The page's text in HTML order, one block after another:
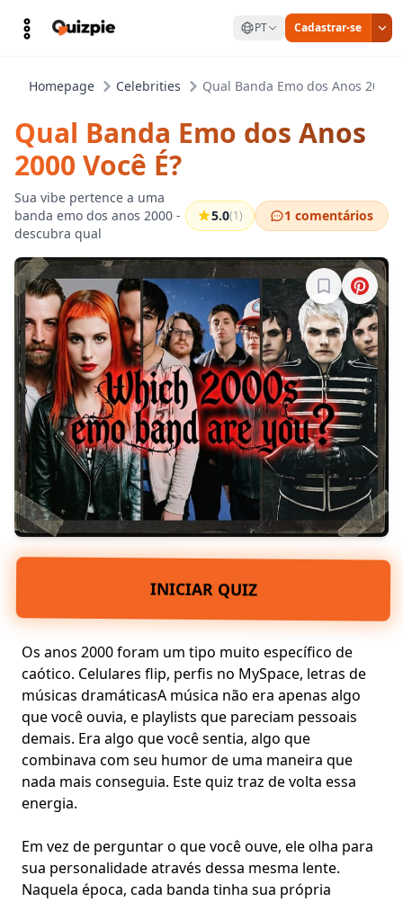
PT Cadastrar-se
Homepage Celebrities Qual Banda Emo dos Anos 2000
Qual Banda Emo dos Anos
2000 Você É?
Sua vibe pertence a uma
banda emo dos anos 2000 -
descubra qual
5.0(1) 1 comentários
Entre para
INICIAR QUIZ
Os anos 2000 foram um tipo muito específico de
caótico. Celulares flip, perfis no MySpace, letras de
músicas dramáticasA música não era apenas algo
que você ouvia, e playlists que pareciam pessoais
demais. Era algo que você sentia, algo que
combinava com seu humor de uma maneira que
nada mais conseguia. Este quiz traz de volta essa
energia.
Em vez de perguntar o que você ouve, ele olha para
sua personalidade através dessa mesma lente.
Naquela época, cada banda tinha sua própria